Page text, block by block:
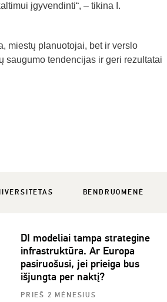
įgyvendinti“, – tikina I.
miestų planuotojai, bet ir verslo
saugumo tendencijas ir geri rezultatai
BENDRUOMENĖ
DI modeliai tampa strategine
infrastruktūra. Ar Europa
pasiruošusi, jei prieiga bus
išjungta per naktį?
PRIEŠ 2 MĖNESIUS